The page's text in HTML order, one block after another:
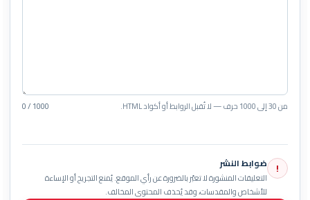
من 30 إلى 1000 حرف — لا تُقبل الروابط أو أكواد HTML. 0 / 1000
! ضوابط النشر
التعليقات المنشورة لا تعبّر بالضرورة عن رأي الموقع. يُمنع التجريح أو الإساءة
للأشخاص والمقدسات، وقد يُحذف المحتوى المخالف.